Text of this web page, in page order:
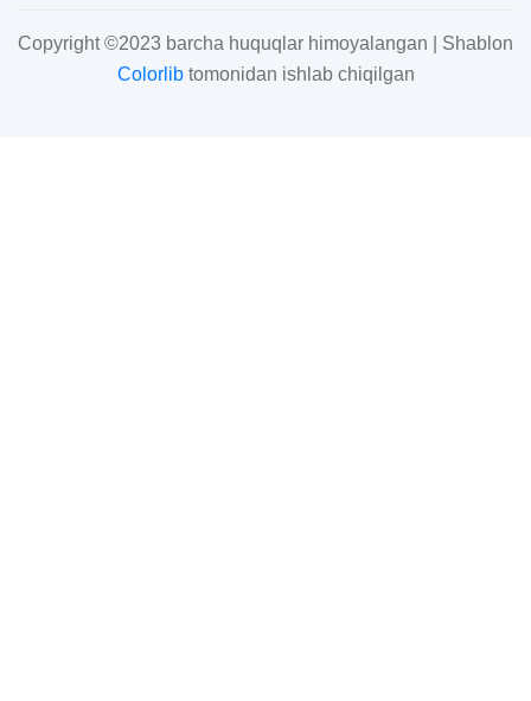
Copyright ©2023 barcha huquqlar himoyalangan | Shablon
Colorlibtomonidan ishlab chiqilgan